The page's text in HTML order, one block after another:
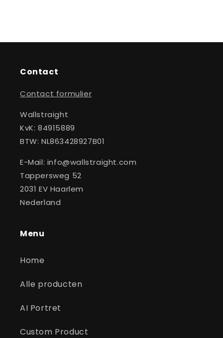
Contact
Contact formulier
Wallstraight
KvK: 84915889
BTW: NL863428927B01
E-Mail: info@wallstraight.com
Tappersweg 52
2031 EV Haarlem
Nederland
Menu
Home
Alle producten
AI Portret
Custom Product